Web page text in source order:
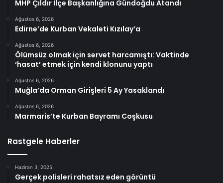
MHP Çıldır İlçe Başkanlığına Gündoğdu Atandı
Ağustos 6, 2026
Edirne’de Kurban Vekaleti Kızılay’a
Ağustos 6, 2026
Ölümsüz olmak için servet harcamıştı: Vaktinde
‘hasat’ etmek için kendi klonunu yaptı
Ağustos 6, 2026
Muğla’da Orman Girişleri 5 Ay Yasaklandı
Ağustos 6, 2026
Marmaris’te Kurban Bayramı Coşkusu
Rastgele Haberler
Haziran 3, 2025
Gerçek polisleri rahatsız eden görüntü